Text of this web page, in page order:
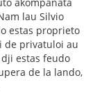
lau Silvio
estas proprieto
de privatuloi au
estas feudo
de la lando,